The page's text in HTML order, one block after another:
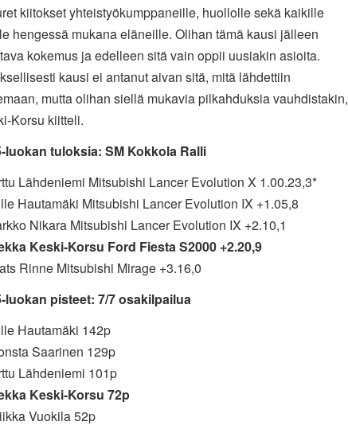
kiitokset yhteistyökumppaneille, huollolle sekä kaikille
hengessä mukana eläneille. Olihan tämä kausi jälleen
kokemus ja edelleen sitä vain oppii uusiakin asioita.
kausi ei antanut aivan sitä, mitä lähdettiin
mutta olihan siellä mukavia pilkahduksia vauhdistakin,
Korsu kiitteli.
luokan tuloksia: SM Kokkola Ralli
Lähdeniemi Mitsubishi Lancer Evolution X 1.00.23,3*
Hautamäki Mitsubishi Lancer Evolution IX +1.05,8
Nikara Mitsubishi Lancer Evolution IX +2.10,1
Keski-Korsu Ford Fiesta S2000 +2.20,9
Rinne Mitsubishi Mirage +3.16,0
luokan pisteet: 7/7 osakilpailua
Hautamäki 142p
Saarinen 129p
Lähdeniemi 101p
Keski-Korsu 72p
Vuokila 52p